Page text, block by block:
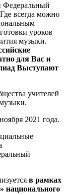
Федеральный
всегда можно
уроков
музыки.
для Вас и
Выступают
учителей
2021 года.
в рамках
национального